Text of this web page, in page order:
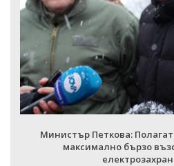
Министър Петкова:
максимално бързо